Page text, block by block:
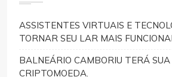
ASSISTENTES VIRTUAIS E
TORNAR SEU LAR MAIS
BALNEÁRIO CAMBORIU TERÁ
CRIPTOMOEDA.